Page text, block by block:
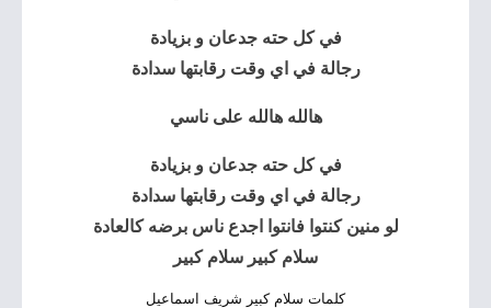
في كل حته جدعان و بزيادة
رجالة في اي وقت رقابتها سدادة
هالله هالله على ناسي
في كل حته جدعان و بزيادة
رجالة في اي وقت رقابتها سدادة
لو منين كنتوا فانتوا اجدع ناس برضه كالعادة
سلام كبير سلام كبير
كلمات سلام كبير شريف اسماعيل